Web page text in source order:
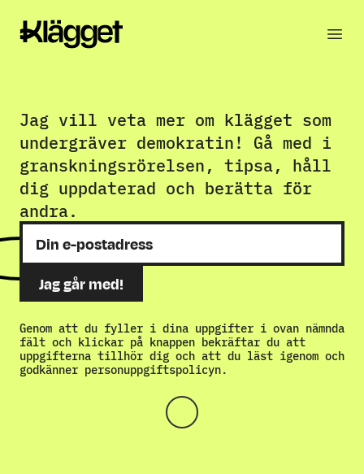
Jag vill veta mer om klägget som
undergräver demokratin! Gå med i
granskningsrörelsen, tipsa, håll
dig uppdaterad och berätta för
andra.
Genom att du fyller i dina uppgifter i ovan nämnda
fält och klickar på knappen bekräftar du att
uppgifterna tillhör dig och att du läst igenom och
godkänner personuppgiftspolicyn.